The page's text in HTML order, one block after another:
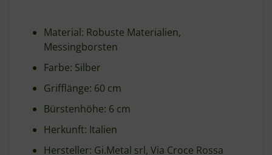
Material: Robuste Materialien,
Messingborsten
Farbe: Silber
Grifflänge: 60 cm
Bürstenhöhe: 6 cm
Herkunft: Italien
Hersteller: Gi.Metal srl, Via Croce Rossa